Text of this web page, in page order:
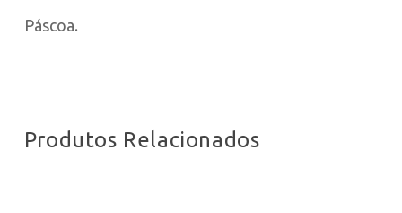
Páscoa.
Produtos Relacionados